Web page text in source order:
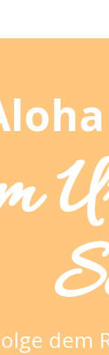
dem